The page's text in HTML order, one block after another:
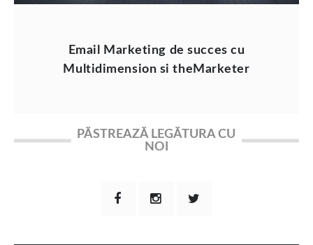
Email Marketing de succes cu
Multidimension si theMarketer
PĂSTREAZĂ LEGĂTURA CU
NOI